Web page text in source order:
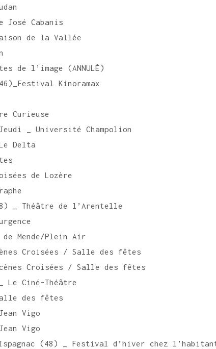
José Cabanis
de la Vallée
de l’image (ANNULÉ)
Kinoramax
Curieuse
_ Université Champolion
Delta
de Lozère
_ Théâtre de l’Arentelle
Mende/Plein Air
Croisées / Salle des fêtes
Croisées / Salle des fêtes
Le Ciné-Théâtre
des fêtes
Vigo
Vigo
(48) _ Festival d’hiver chez